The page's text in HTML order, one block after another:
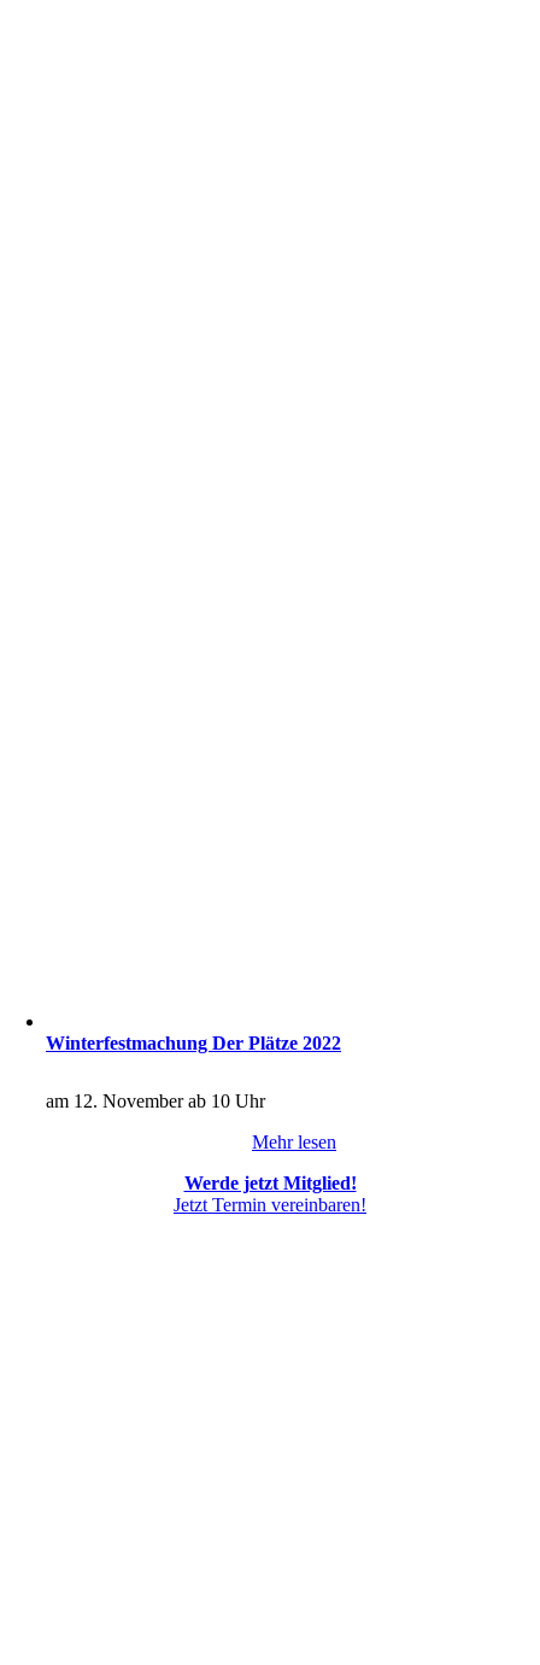
Winterfestmachung Der Plätze 2022
am 12. November ab 10 Uhr
Mehr lesen
Werde jetzt Mitglied!
Jetzt Termin vereinbaren!